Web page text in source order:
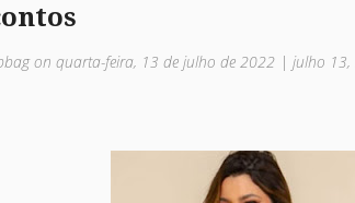
on quarta-feira, 13 de julho de 2022 | julho